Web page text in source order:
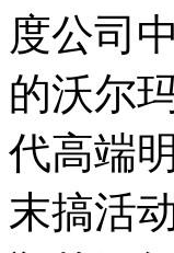
度公司
的沃尔
代高端
末搞活